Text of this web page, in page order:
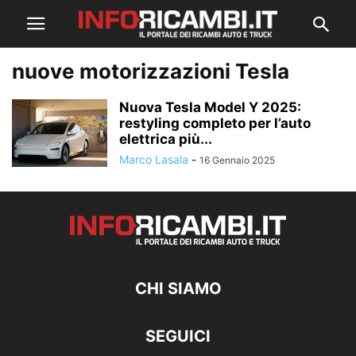
nuove motorizzazioni Tesla
Nuova Tesla Model Y 2025:
restyling completo per l’auto
elettrica più...
Marco Lasala - 16 Gennaio 2025
CHI SIAMO
SEGUICI